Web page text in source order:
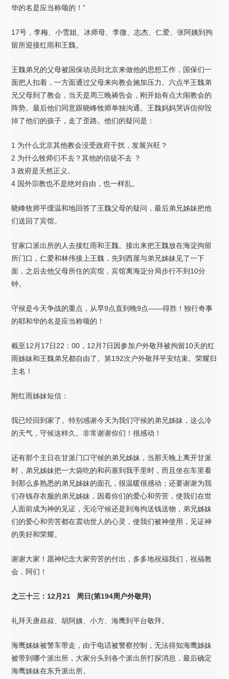
华的名是应当称颂的！”
17号，李梅、小雪姐、冰师母、李微、志杰、仁爱、张阿姨到拘
留所迎接红雨和王魏。
王魏弟兄的父母被国保动员到北京来做他的思想工作，国保们一
面把人扣着，一方面通过父母来向教会施加压力。六点半王魏弟
兄父母到了教会，当天是周三晚祷告会，刚开始有点大闹教会的
阵势。最后他们同意跟晓峰牧师单独沟通。王魏妈妈哭诉信仰毁
掉了他们的孩子，走了歪路。他们的疑问是：
1 为什么北京其他教会没受政府干扰，发展兴旺？
2 为什么牧师们不去？其他的信徒不去 ？
3 政府是天然正义。
4 国外宗教也不是绝对自由，也一样乱。
晓峰牧师平缓温和地回答了王魏父母的疑问，最后弟兄姊妹把他
们送回了宾馆。
甘家口派出所的人去接红雨和王魏。接出来把王魏放在海淀拘留
所门口，仁爱和林伟接上王魏，先到西屋与弟兄姊妹见了一下
面，之后去他父母所住的宾馆，宾馆离海淀分局步行不到10分
钟。
守候是今天争战的重点，从早9点直到晚9点——得胜！独行奇事
的耶和华的名是应当称颂的！
截至12月17日22：00，12月7日因参加户外敬拜被拘留10天的红
雨姊妹和王魏弟兄都自由了。第192次户外敬拜平安结束。荣耀归
主名！
附红雨姊妹短信：
我已经回到家了。特别感谢今天为我们守候的弟兄姊妹，这么冷
的天气，守候这样久。非常谢谢你们！很感动！
还有那个主日在甘派门口守候的弟兄姊妹，当那天晚上离开甘派
时，弟兄姊妹把一大袋吃的和药塞到我手里时，而且坐在车里看
到那么多熟悉的弟兄姊妹的面孔，很温暖很感动；还要谢谢为我
们存钱存衣服的弟兄姊妹，因着你们的爱心和劳苦，使我们在世
人面前成为神的见证，无论守候还是到海拘送钱送物，弟兄姊妹
们的爱心和劳苦都在震动世人的心灵，使我们被神使用，见证神
的美好和荣耀。
谢谢大家！愿神纪念大家劳苦的付出，多多地祝福我们，祝福教
会，阿们！
之三十三：12月21 周日(第194周户外敬拜)
礼拜天唐叔叔、胡阿姨、小方、海鹰到平台敬拜。
海鹰姊妹被警车带走，由于电话被警察控制，无法得知海鹰姊妹
被带到哪个派出所，大家分头到各个派出所打探消息，最后确定
海鹰姊妹在东升派出所。